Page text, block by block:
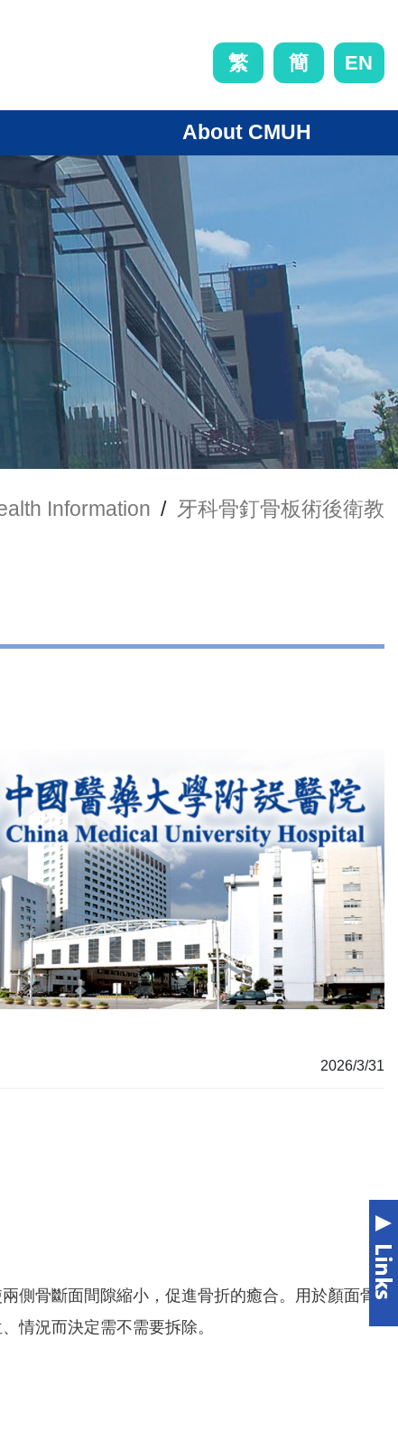
繁 簡 EN
About CMUH
Information / 牙科骨釘骨板術後衛教
2026/3/31
側骨斷面間隙縮小，促進骨折的癒合。用於顏面骨
情況而決定需不需要拆除。